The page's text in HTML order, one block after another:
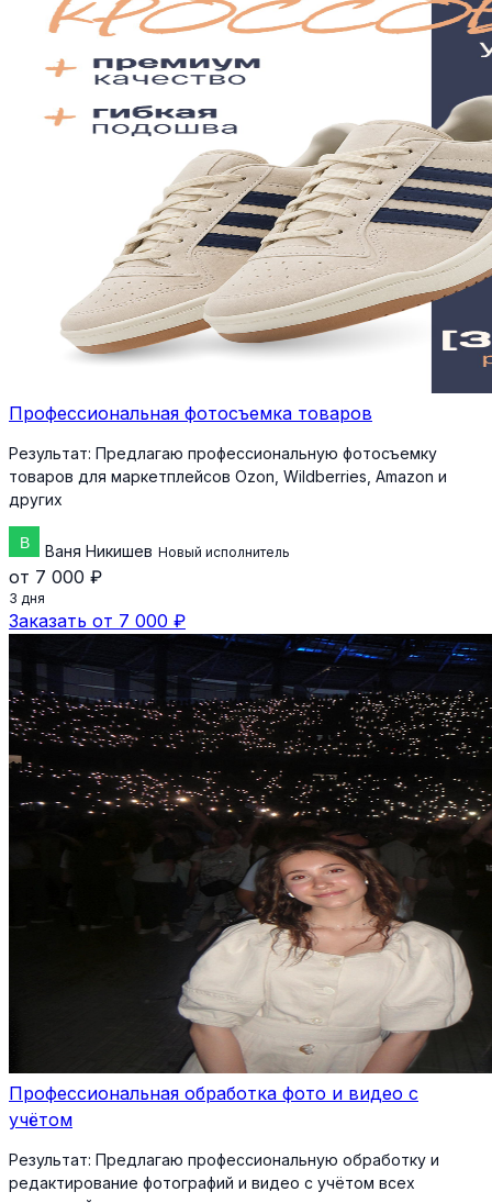
Профессиональная фотосъемка товаров
Результат: Предлагаю профессиональную фотосъемку
товаров для маркетплейсов Ozon, Wildberries, Amazon и
других
Ваня Никишев Новый исполнитель
от 7 000 ₽
3 дня
Заказать от 7 000 ₽
Профессиональная обработка фото и видео с
учётом
Результат: Предлагаю профессиональную обработку и
редактирование фотографий и видео с учётом всех